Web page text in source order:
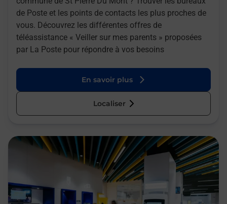
de Poste et les points de contacts les plus proches de
vous. Découvrez les différentes offres de
téléassistance « Veiller sur mes parents » proposées
par La Poste pour répondre à vos besoins
En savoir plus
Localiser